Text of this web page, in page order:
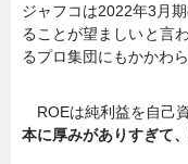
ジャフコは2022年3月
ることが望ましいと言
るプロ集団にもかかわ
ROEは純利益を自己
本に厚みがありすぎて